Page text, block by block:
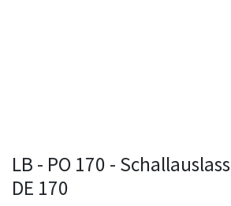
LB - PO 170 -
DE 170